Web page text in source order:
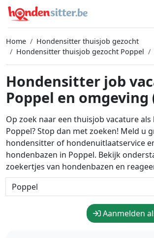
Home
Hondensitter thuisjob gezocht
Hondensitter thuisjob gezocht Poppel
Hondensitter job
Poppel en omgeving
Op zoek naar een thuisjob vacature
Poppel? Stop dan met zoeken! Meld u
hondensitter of hondenuitlaatservice
hondenbazen in Poppel. Bekijk
zoekertjes van hondenbazen en
Aanmelden